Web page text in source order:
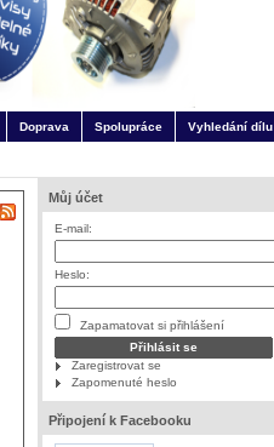
Doprava Spolupráce Vyhledání dílu
Můj účet
E-mail:
Heslo:
Zapamatovat si přihlášení
Zaregistrovat se
Zapomenuté heslo
Připojení k Facebooku